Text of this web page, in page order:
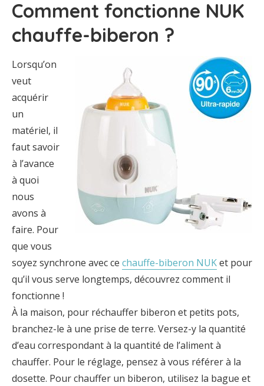
Comment fonctionne NUK
chauffe-biberon ?
Lorsqu’on
veut
acquérir
un
matériel, il
faut savoir
à l’avance
à quoi
nous
avons à
faire. Pour
que vous
soyez synchrone avec ce chauffe-biberon NUKet pour
qu’il vous serve longtemps, découvrez comment il
fonctionne !
À la maison, pour réchauffer biberon et petits pots,
branchez-le à une prise de terre. Versez-y la quantité
d’eau correspondant à la quantité de l’aliment à
chauffer. Pour le réglage, pensez à vous référer à la
dosette. Pour chauffer un biberon, utilisez la bague et